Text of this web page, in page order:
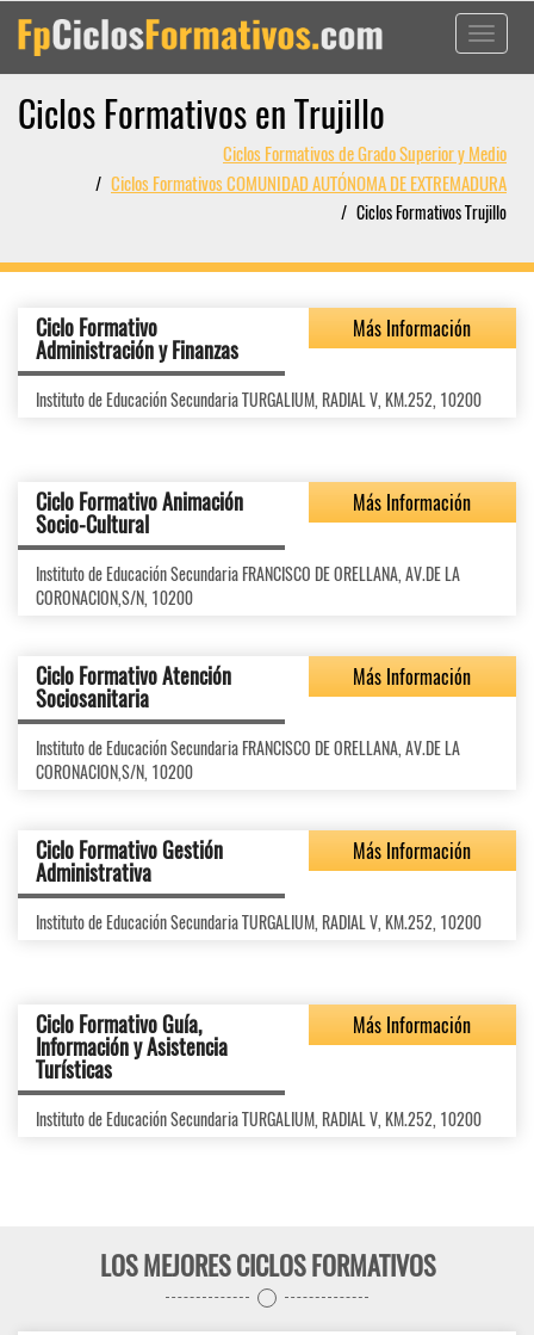
Toggle
Ciclos Formativos en Trujillo
Ciclos Formativos de Grado Superior y Medio
Ciclos Formativos COMUNIDAD AUTÓNOMA DE EXTREMADURA
Ciclos Formativos Trujillo
Ciclo Formativo
Administración y Finanzas
Más Información
Instituto de Educación Secundaria TURGALIUM, RADIAL V, KM.252, 10200
Ciclo Formativo Animación
Socio-Cultural
Más Información
Instituto de Educación Secundaria FRANCISCO DE ORELLANA, AV.DE LA
CORONACION,S/N, 10200
Ciclo Formativo Atención
Sociosanitaria
Más Información
Instituto de Educación Secundaria FRANCISCO DE ORELLANA, AV.DE LA
CORONACION,S/N, 10200
Ciclo Formativo Gestión
Administrativa
Más Información
Instituto de Educación Secundaria TURGALIUM, RADIAL V, KM.252, 10200
Ciclo Formativo Guía,
Información y Asistencia
Turísticas
Más Información
Instituto de Educación Secundaria TURGALIUM, RADIAL V, KM.252, 10200
LOS MEJORES CICLOS FORMATIVOS